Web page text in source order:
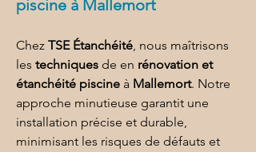
piscine à Mallemort
Chez TSE Étanchéité, nous maîtrisons
les techniques de en rénovation et
étanchéité piscine à Mallemort. Notre
approche minutieuse garantit une
installation précise et durable,
minimisant les risques de défauts et